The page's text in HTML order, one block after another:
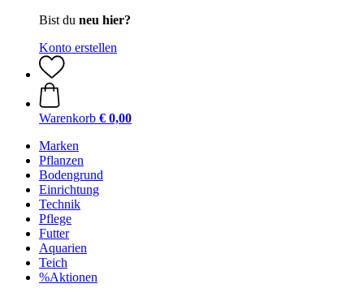
Bist du neu hier?
Konto erstellen
Warenkorb € 0,00
Marken
Pflanzen
Bodengrund
Einrichtung
Technik
Pflege
Futter
Aquarien
Teich
%Aktionen